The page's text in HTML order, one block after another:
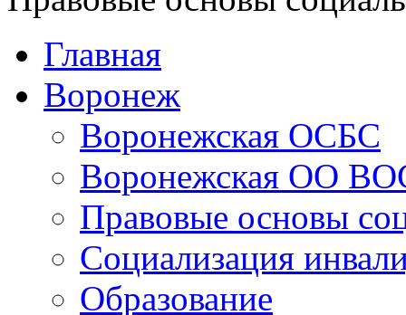
Правовые основы
Главная
Воронеж
Воронежская ОСБС
Воронежская ОО
Правовые основы
Социализация